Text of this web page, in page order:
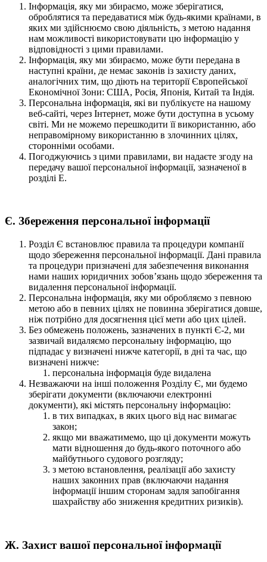
Інформація, яку ми збираємо, може зберігатися,
оброблятися та передаватися між будь-якими країнами, в
яких ми здійснюємо свою діяльність, з метою надання
нам можливості використовувати цю інформацію у
відповідності з цими правилами.
Інформація, яку ми збираємо, може бути передана в
наступні країни, де немає законів із захисту даних,
аналогічних тим, що діють на території Європейської
Економічної Зони: США, Росія, Японія, Китай та Індія.
Персональна інформація, які ви публікуєте на нашому
веб-сайті, через Інтернет, може бути доступна в усьому
світі. Ми не можемо перешкодити її використанню, або
неправомірному використанню в злочинних цілях,
сторонніми особами.
Погоджуючись з цими правилами, ви надаєте згоду на
передачу вашої персональної інформації, зазначеної в
розділі Е.
Є. Збереження персональної інформації
Розділ Є встановлює правила та процедури компанії
щодо збереження персональної інформації. Дані правила
та процедури призначені для забезпечення виконання
нами наших юридичних зобов’язань щодо збереження та
видалення персональної інформації.
Персональна інформація, яку ми обробляємо з певною
метою або в певних цілях не повинна зберігатися довше,
ніж потрібно для досягнення цієї мети або цих цілей.
Без обмежень положень, зазначених в пункті Є-2, ми
зазвичай видаляємо персональну інформацію, що
підпадає у визначені нижче категорії, в дні та час, що
визначені нижче:
персональна інформація буде видалена
Незважаючи на інші положення Розділу Є, ми будемо
зберігати документи (включаючи електронні
документи), які містять персональну інформацію:
в тих випадках, в яких цього від нас вимагає
закон;
якщо ми вважатимемо, що ці документи можуть
мати відношення до будь-якого поточного або
майбутнього судового розгляду;
з метою встановлення, реалізації або захисту
наших законних прав (включаючи надання
інформації іншим сторонам задля запобігання
шахрайству або зниження кредитних ризиків).
Ж. Захист вашої персональної інформації